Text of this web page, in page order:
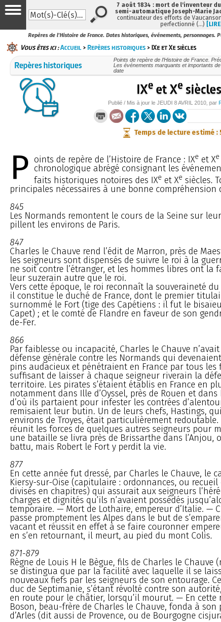
Repères de l'Histoire de France. Dates historiques, événements, personnages.
Vous êtes ici :Accueil >Repères historiques > IXe et Xe siècles
Repères historiques
Points de repère de l’Histoire de France.
Les événements marquants et importants
date
IXe et Xesiècles
Publié / Mis à jour le JEUDI 8 AVRIL 2010, par
Temps de lecture estimé :
P oints de repère de l’Histoire de France : IXe et Xe
chronologique abrégé consignant les
faits historiques notoires des IXe et Xe siècles.
principales nécessaires à une bonne compréhension
845
Les Normands remontent le cours de la Seine sur
pillent les environs de Paris.
847
Charles le Chauve rend l’édit de Marron, près de
les seigneurs sont dispensés de suivre le roi à la
ne soit contre l’étranger, et les hommes libres ont la
leur suzerain autre que le roi.
Vers cette époque, le roi reconnaît la souveraineté
il constitue le duché de France, dont le premier
surnommé le Fort (tige des Capétiens : il fut le
Capet) ; et le comté de Flandre en faveur de son
de-Fer.
866
Par faiblesse ou incapacité, Charles le Chauve
défense générale contre les Normands qui
pins audacieux et pénétraient en France par tous les
suffisant de laisser à chaque seigneur riverain la
territoire. Les pirates s’étaient établis en France en
notamment dans Ille d’Oyssel, près de Rouen et
d’où ils partaient pour infester les contrées
remisaient leur butin. Un de leurs chefs, Hastings,
environs de Troyes, était particulièrement redoutable.
réunit les forces de quelques autres seigneurs pour
une bataille se livra près de Brissarthe dans l’Anjou,
battu, mais Robert le Fort y perdit la vie.
877
En cette année fut dressé, par Charles le Chauve, le
Kiersy-sur-Oise (capitulaire : ordonnances, ou recueil
divisés en chapitres) qui assurait aux seigneurs
charges et dignités qu’ils n’avaient possédés
temporaire. — Mort de Lothaire, empereur d’Italie. —
passe promptement les Alpes dans le but de
vacant et réussit en effet à se faire couronner
en s’en retournant, il meurt, au pied du mont Colis.
871-879
Règne de Louis H le Bègue, fils de Charles le Chauve
se distingua que par la facilité avec laquelle il se
nouveaux fiefs par les seigneurs de son entourage.
duc de Septimanie, s’étant révolté contre son
en route pour le châtier, lorsqu’il mourut. — En cette
Boson, beau-frère de Charles le Chauve, fonda à
d’Arles (dit aussi de Provence, ou de Bourgogne
7 août 1834 : mort de l'inventeur
semi-automatique Joseph-Marie
continuateur des efforts de
perfectionné (…)